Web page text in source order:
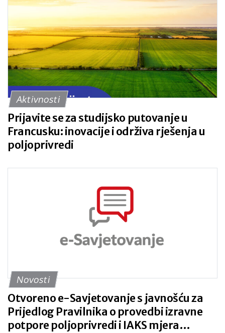
Aktivnosti
Prijavite se za studijsko putovanje u
Francusku: inovacije i održiva rješenja u
poljoprivredi
Novosti
Otvoreno e-Savjetovanje s javnošću za
Prijedlog Pravilnika o provedbi izravne
potpore poljoprivredi i IAKS mjera